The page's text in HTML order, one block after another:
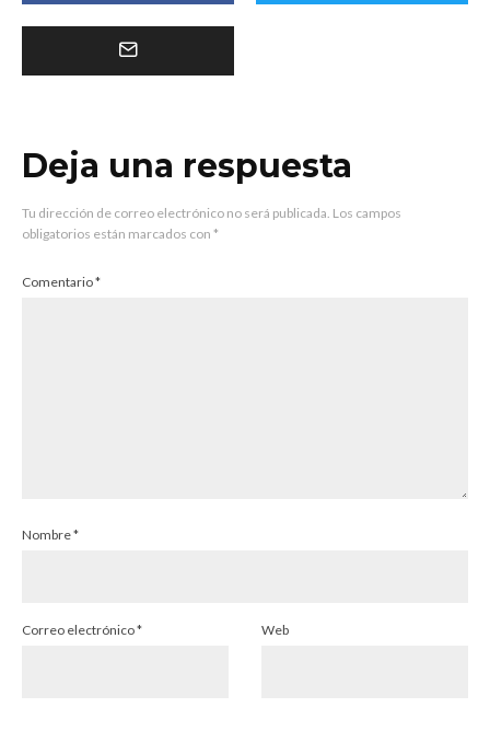
Deja una respuesta
Tu dirección de correo electrónico no será publicada. Los campos
obligatorios están marcados con *
Comentario*
Nombre*
Correo electrónico* Web